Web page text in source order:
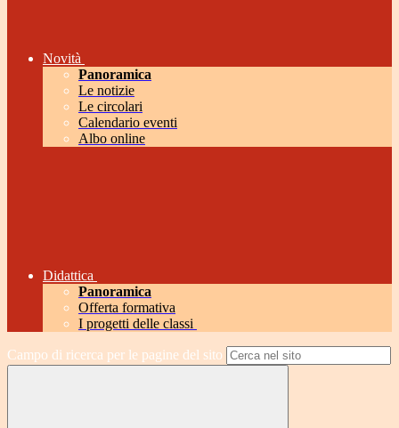
Novità
Panoramica
Le notizie
Le circolari
Calendario eventi
Albo online
Didattica
Panoramica
Offerta formativa
I progetti delle classi
Campo di ricerca per le pagine del sito